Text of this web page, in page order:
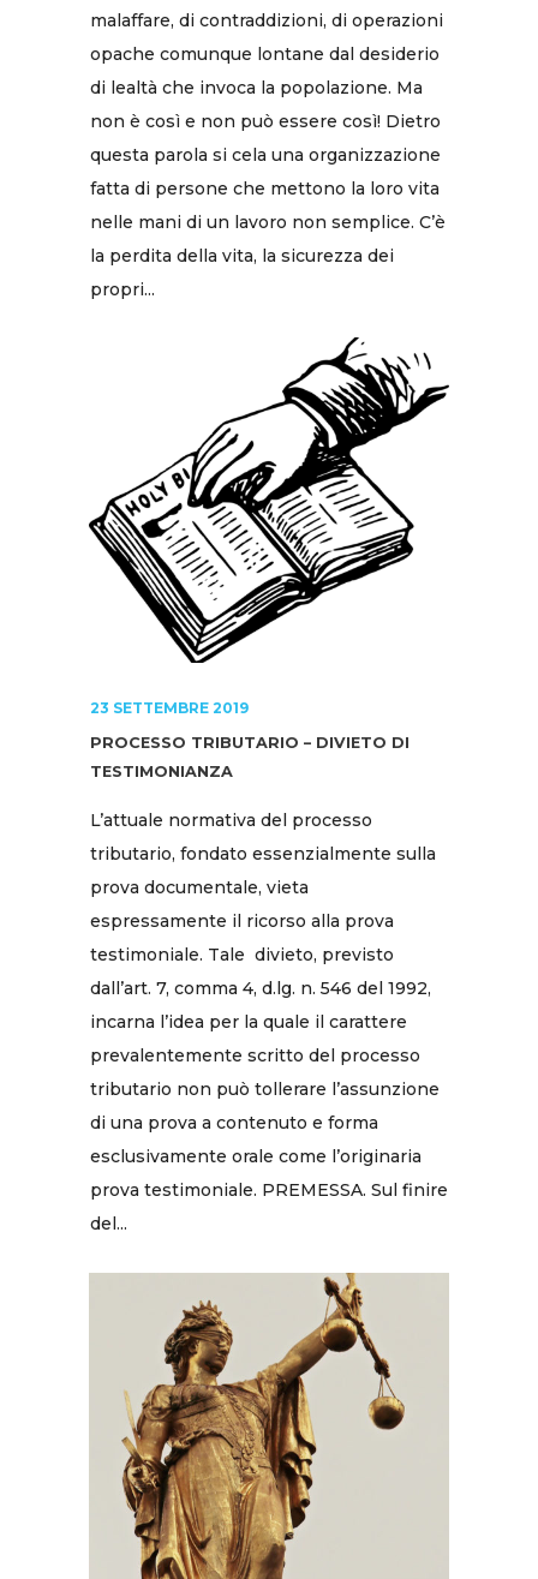
malaffare, di contraddizioni, di operazioni
opache comunque lontane dal desiderio
di lealtà che invoca la popolazione. Ma
non è così e non può essere così! Dietro
questa parola si cela una organizzazione
fatta di persone che mettono la loro vita
nelle mani di un lavoro non semplice. C’è
la perdita della vita, la sicurezza dei
propri...
23 SETTEMBRE 2019
PROCESSO TRIBUTARIO – DIVIETO DI
TESTIMONIANZA
L’attuale normativa del processo
tributario, fondato essenzialmente sulla
prova documentale, vieta
espressamente il ricorso alla prova
testimoniale. Tale divieto, previsto
dall’art. 7, comma 4, d.lg. n. 546 del 1992,
incarna l’idea per la quale il carattere
prevalentemente scritto del processo
tributario non può tollerare l’assunzione
di una prova a contenuto e forma
esclusivamente orale come l’originaria
prova testimoniale. PREMESSA. Sul finire
del...